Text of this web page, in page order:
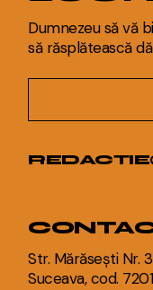
Dumnezeu să vă
să răsplătească
Str. Mărăsești Nr.
Suceava, cod.